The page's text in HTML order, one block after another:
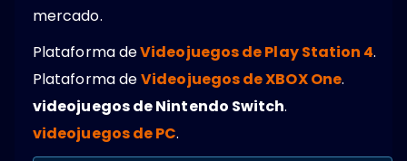
mercado.
Plataforma deVideojuegos de Play Station 4.
Plataforma deVideojuegos de XBOX One.
videojuegos de Nintendo Switch.
videojuegos de PC.